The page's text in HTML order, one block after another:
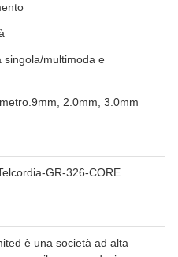
singola/multimoda e
2.0mm, 3.0mm
GR-326-CORE
è una società ad alta